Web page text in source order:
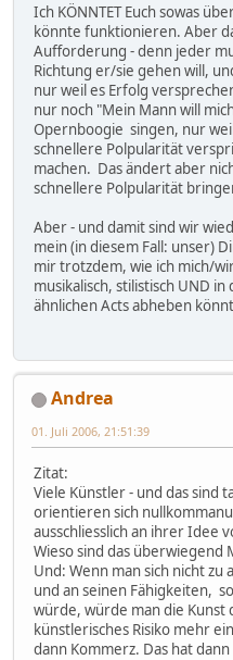
Ich KÖNNTET Euch sowas
könnte funktionieren. Aber
Aufforderung - denn jeder
Richtung er/sie gehen will,
nur weil es Erfolg
nur noch "Mein Mann will
Opernboogie singen, nur
schnellere Polpularität
machen. Das ändert aber
schnellere Polpularität
Aber - und damit sind wir
mein (in diesem Fall: unser)
mir trotzdem, wie ich mich/
musikalisch, stilistisch UND
ähnlichen Acts abheben
Andrea
01. Juli 2006, 21:51:39
Zitat:
Viele Künstler - und das sind
orientieren sich
ausschliesslich an ihrer Idee
Wieso sind das überwiegend
Und: Wenn man sich nicht
und an seinen Fähigkeiten,
würde, würde man die Kunst
künstlerisches Risiko mehr
dann Kommerz. Das hat